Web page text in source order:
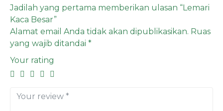
Jadilah yang pertama memberikan ulasan “Lemari
Kaca Besar”
Alamat email Anda tidak akan dipublikasikan. Ruas
yang wajib ditandai *
Your rating